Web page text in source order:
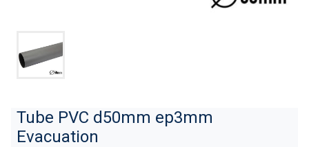
Tube PVC d50mm ep3mm
Evacuation